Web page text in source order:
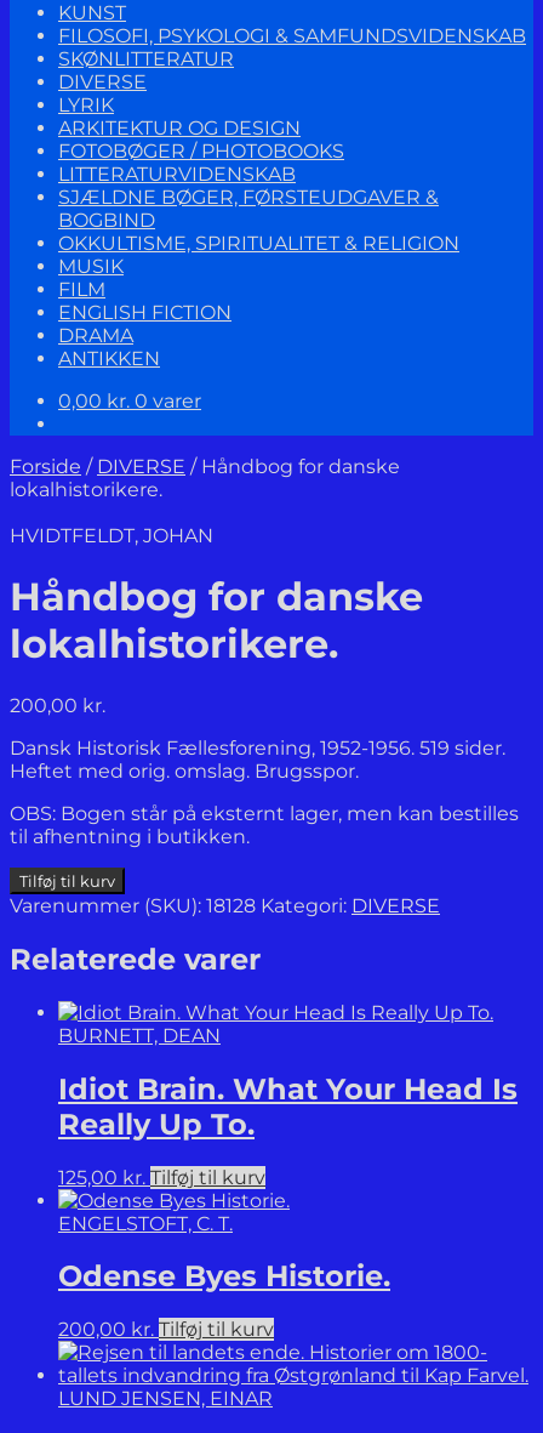
KUNST
FILOSOFI, PSYKOLOGI & SAMFUNDSVIDENSKAB
SKØNLITTERATUR
DIVERSE
LYRIK
ARKITEKTUR OG DESIGN
FOTOBØGER / PHOTOBOOKS
LITTERATURVIDENSKAB
SJÆLDNE BØGER, FØRSTEUDGAVER &
BOGBIND
OKKULTISME, SPIRITUALITET & RELIGION
MUSIK
FILM
ENGLISH FICTION
DRAMA
ANTIKKEN
0,00 kr. 0 varer
Forside / DIVERSE / Håndbog for danske
lokalhistorikere.
HVIDTFELDT, JOHAN
Håndbog for danske
lokalhistorikere.
200,00 kr.
Dansk Historisk Fællesforening, 1952-1956. 519 sider.
Heftet med orig. omslag. Brugsspor.
OBS: Bogen står på eksternt lager, men kan bestilles
til afhentning i butikken.
Håndbog
for
lokalhistorikere.
antal
Tilføj til kurv
Varenummer (SKU): 18128 Kategori: DIVERSE
Relaterede varer
BURNETT, DEAN
Idiot Brain. What Your Head Is
Really Up To.
125,00 kr. Tilføj til kurv
ENGELSTOFT, C. T.
Odense Byes Historie.
200,00 kr. Tilføj til kurv
LUND JENSEN, EINAR